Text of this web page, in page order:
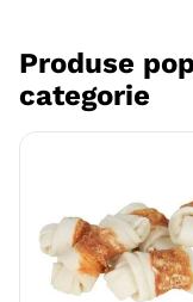
Produse
categorie